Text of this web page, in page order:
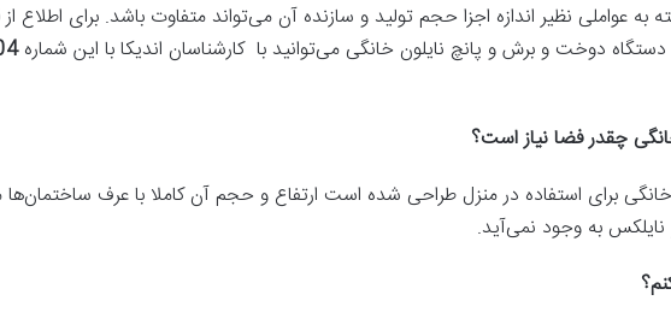
به عواملی نظیر اندازه اجزا حجم تولید و سازنده آن می‌تواند متفاوت باشد. برای
دوخت و برش و پانچ نایلون خانگی می‌توانید با کارشناسان اندیکا با این شماره09397448204
چقدر فضا نیاز است؟
خانگی برای استفاده در منزل طراحی شده است ارتفاع و حجم آن کاملا با عرف ساختمان‌ها
نایلکس به وجود نمی‌آید.